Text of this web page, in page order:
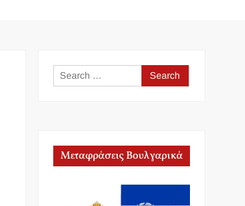
Search
for:
Μεταφράσεις Βουλγαρικά